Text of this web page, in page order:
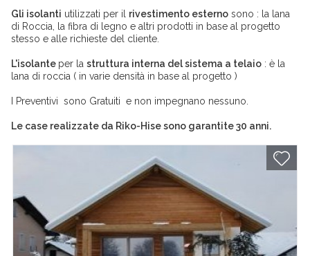
Gli isolanti utilizzati per il rivestimento esterno sono : la lana
di Roccia, la fibra di legno e altri prodotti in base al progetto
stesso e alle richieste del cliente.
L'isolante per la struttura interna del sistema a telaio : è la
lana di roccia ( in varie densità in base al progetto )
I Preventivi sono Gratuiti e non impegnano nessuno.
Le case realizzate da Riko-Hise sono garantite 30 anni.